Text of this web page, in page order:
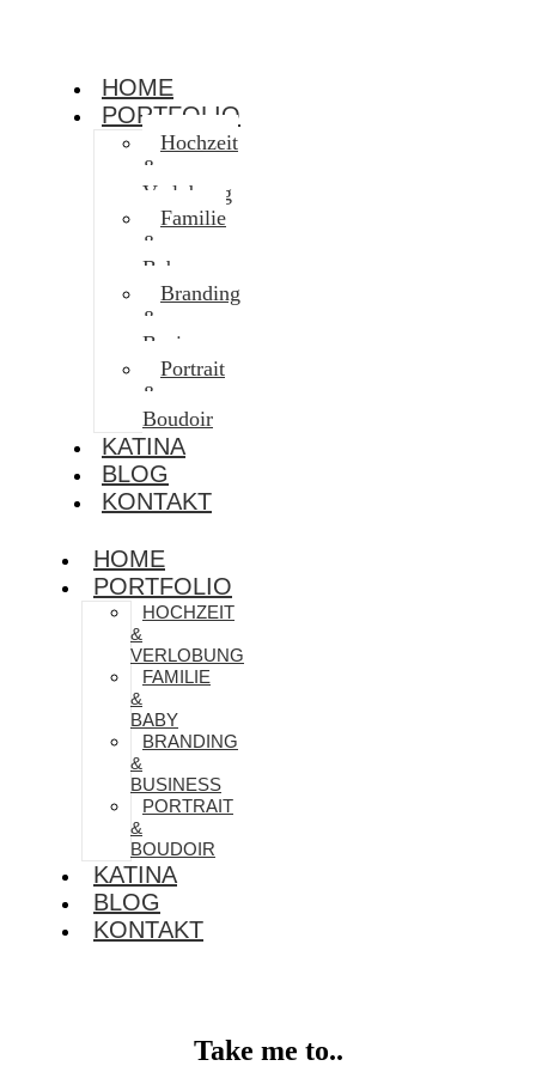
HOME
PORTFOLIO
Hochzeit
&
Verlobung
Familie
&
Baby
Branding
&
Business
Portrait
&
Boudoir
KATINA
BLOG
KONTAKT
HOME
PORTFOLIO
HOCHZEIT
&
VERLOBUNG
FAMILIE
&
BABY
BRANDING
&
BUSINESS
PORTRAIT
&
BOUDOIR
KATINA
BLOG
KONTAKT
Take me to..